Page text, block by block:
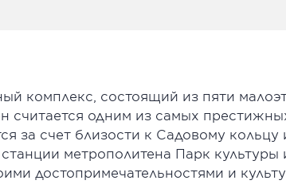
комплекс, состоящий из пяти
считается одним из самых
за счет близости к Садовому
метрополитена Парк
достопримечательностями и